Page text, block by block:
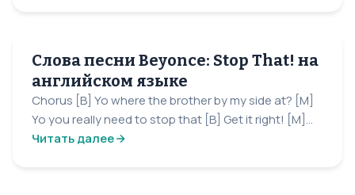
Слова песни Beyonce: Stop That! на
английском языке
Chorus [B] Yo where the brother by my side at? [M]
Yo you really need to stop that [B] Get it right! [M]...
Читать далее